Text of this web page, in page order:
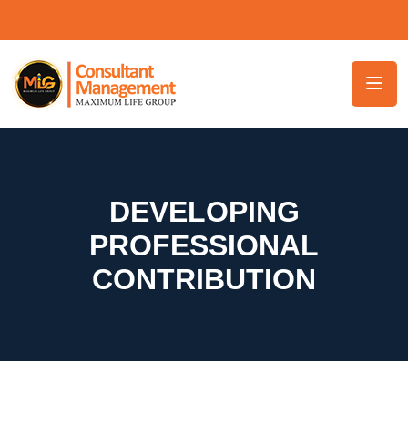
DEVELOPING
PROFESSIONAL
CONTRIBUTION